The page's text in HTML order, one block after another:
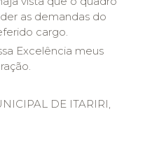
as demandas do
cargo.
Excelência meus
DE ITARIRI,